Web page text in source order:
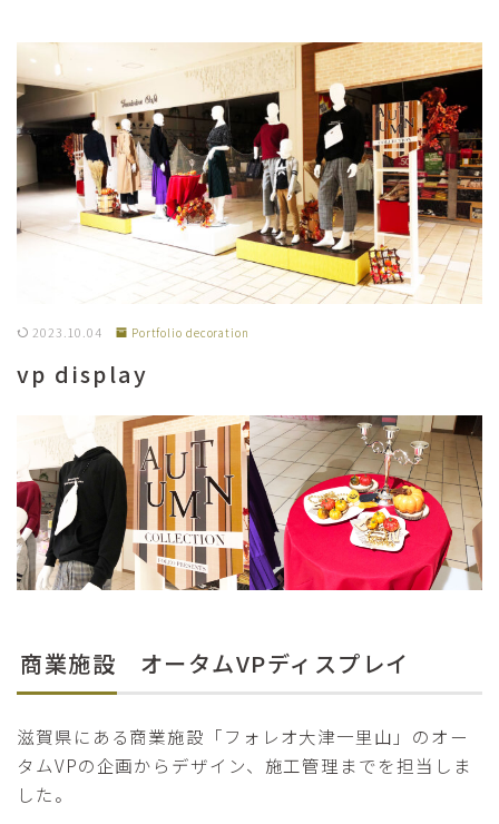
2023.10.04 Portfolio decoration
vp display
商業施設 オータムVPディスプレイ
滋賀県にある商業施設「フォレオ大津一里山」のオー
タムVPの企画からデザイン、施工管理までを担当しま
した。